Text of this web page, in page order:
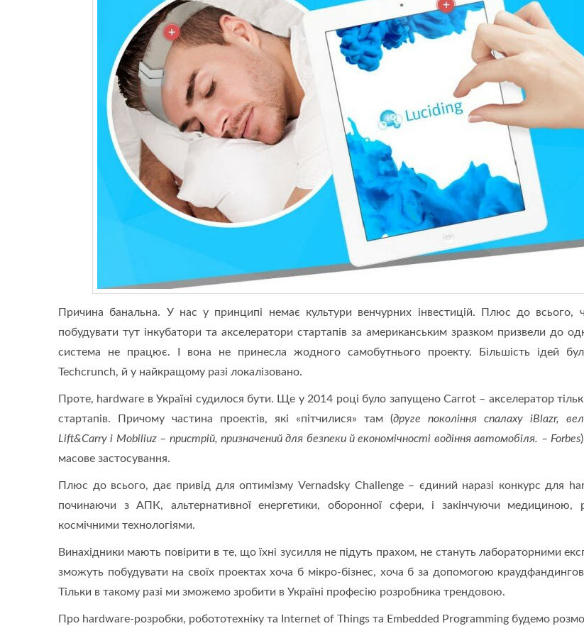
Причина банальна. У нас у принципі немає культури венчурних інвестицій. Плюс до всього,
побудувати тут інкубатори та акселератори стартапів за американським зразком призвели до
система не працює. І вона не принесла жодного самобутнього проекту. Більшість ідей
Techcrunch, й у найкращому разі локалізовано.
Проте, hardware в Україні судилося бути. Ще у 2014 році було запущено Carrot – акселератор
стартапів. Причому частина проектів, які «пітчилися» там (друге покоління спалаху iBlazr,
Lift&Carry і Mobiliuz – пристрій, призначений для безпеки й економічності водіння автомобіля. – Forbes
масове застосування.
Плюс до всього, дає привід для оптимізму Vernadsky Challenge – єдиний наразі конкурс для
починаючи з АПК, альтернативної енергетики, оборонної сфери, і закінчуючи медициною,
космічними технологіями.
Винахідники мають повірити в те, що їхні зусилля не підуть прахом, не стануть лабораторними
зможуть побудувати на своїх проектах хоча б мікро-бізнес, хоча б за допомогою
Тільки в такому разі ми зможемо зробити в Україні професію розробника трендовою.
Про hardware-розробки, робототехніку та Internet of Things та Embedded Programming будемо